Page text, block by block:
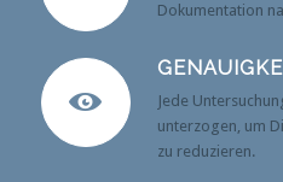
Dokumentation
Jede
unterzogen, um
zu reduzieren.